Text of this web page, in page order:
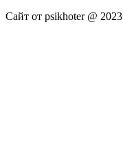
Сайт от psikhoter @ 2023